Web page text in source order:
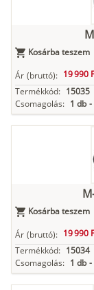
Kosárba teszem
Ár (bruttó): 19 990
Termékkód: 15035
Csomagolás: 1 db -
Kosárba teszem
Ár (bruttó): 19 990
Termékkód: 15034
Csomagolás: 1 db -